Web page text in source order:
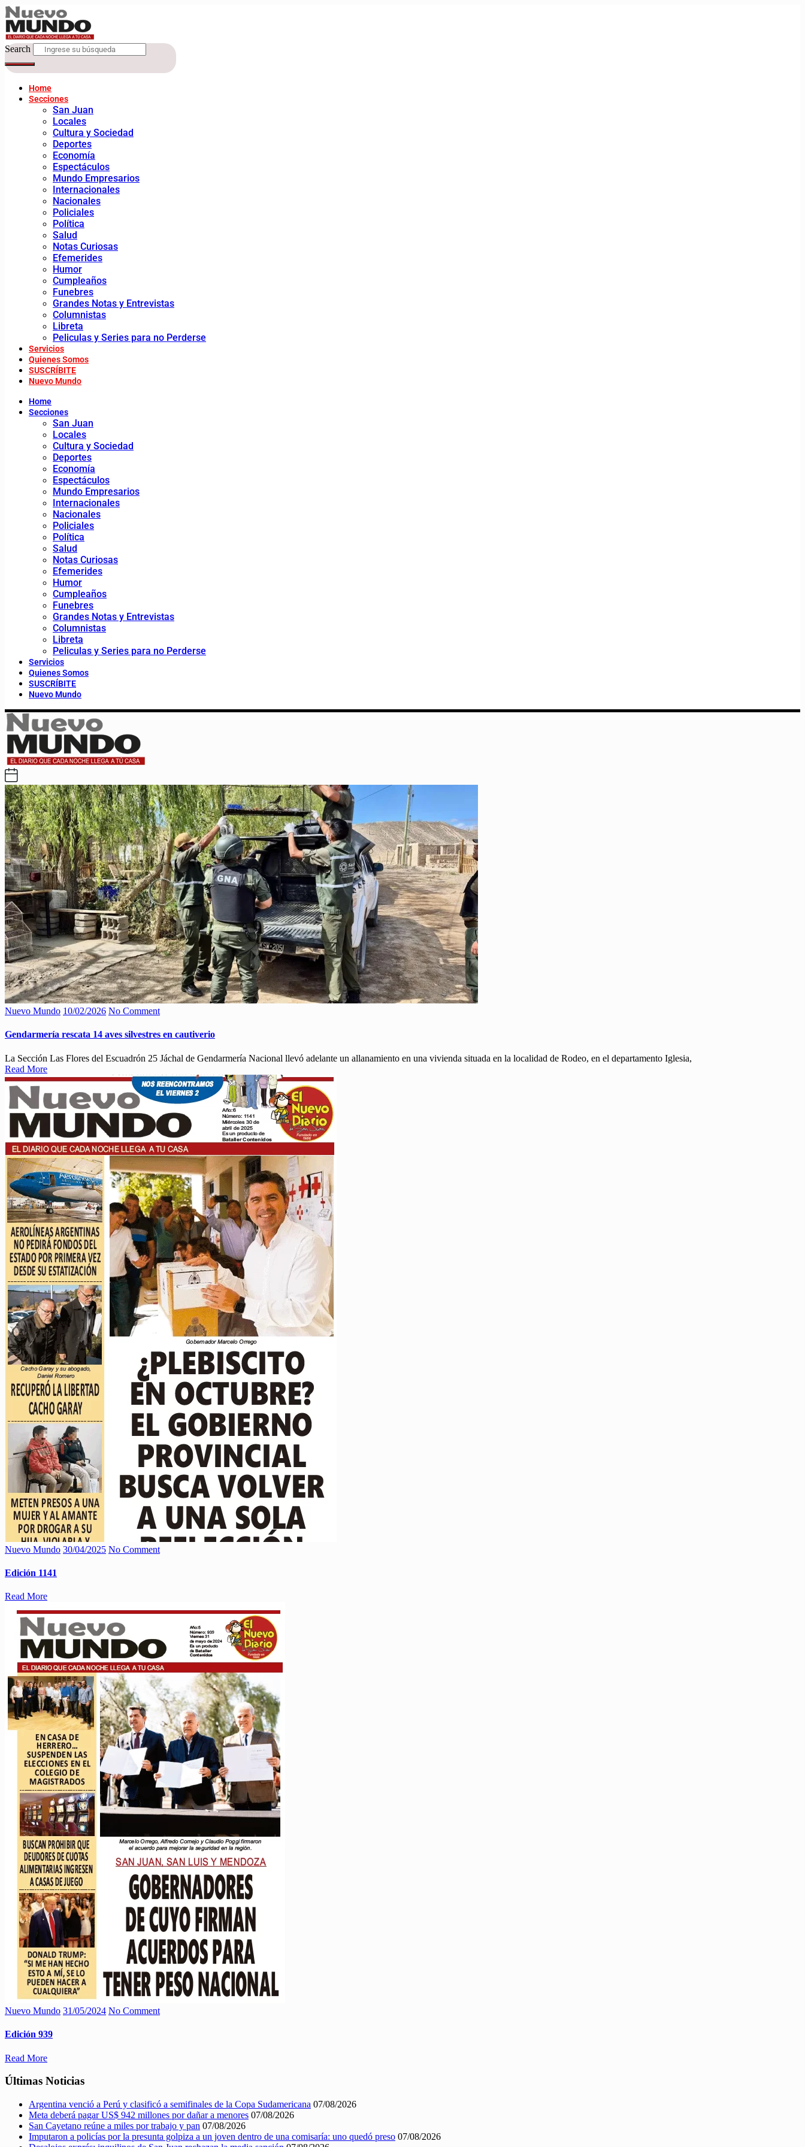
Search
Home
Secciones
San Juan
Locales
Cultura y Sociedad
Deportes
Economía
Espectáculos
Mundo Empresarios
Internacionales
Nacionales
Policiales
Política
Salud
Notas Curiosas
Efemerides
Humor
Cumpleaños
Funebres
Grandes Notas y Entrevistas
Columnistas
Libreta
Peliculas y Series para no Perderse
Servicios
Quienes Somos
SUSCRÍBITE
Nuevo Mundo
Home
Secciones
San Juan
Locales
Cultura y Sociedad
Deportes
Economía
Espectáculos
Mundo Empresarios
Internacionales
Nacionales
Policiales
Política
Salud
Notas Curiosas
Efemerides
Humor
Cumpleaños
Funebres
Grandes Notas y Entrevistas
Columnistas
Libreta
Peliculas y Series para no Perderse
Servicios
Quienes Somos
SUSCRÍBITE
Nuevo Mundo
Nuevo Mundo 10/02/2026 No Comment
Gendarmería rescata 14 aves silvestres en cautiverio
La Sección Las Flores del Escuadrón 25 Jáchal de Gendarmería Nacional llevó adelante un allanamiento en una vivienda situada en la localidad de Rodeo, en el departamento Iglesia,
Read More
Nuevo Mundo 30/04/2025 No Comment
Edición 1141
Read More
Nuevo Mundo 31/05/2024 No Comment
Edición 939
Read More
Últimas Noticias
Argentina venció a Perú y clasificó a semifinales de la Copa Sudamericana 07/08/2026
Meta deberá pagar US$ 942 millones por dañar a menores 07/08/2026
San Cayetano reúne a miles por trabajo y pan 07/08/2026
Imputaron a policías por la presunta golpiza a un joven dentro de una comisaría: uno quedó preso 07/08/2026